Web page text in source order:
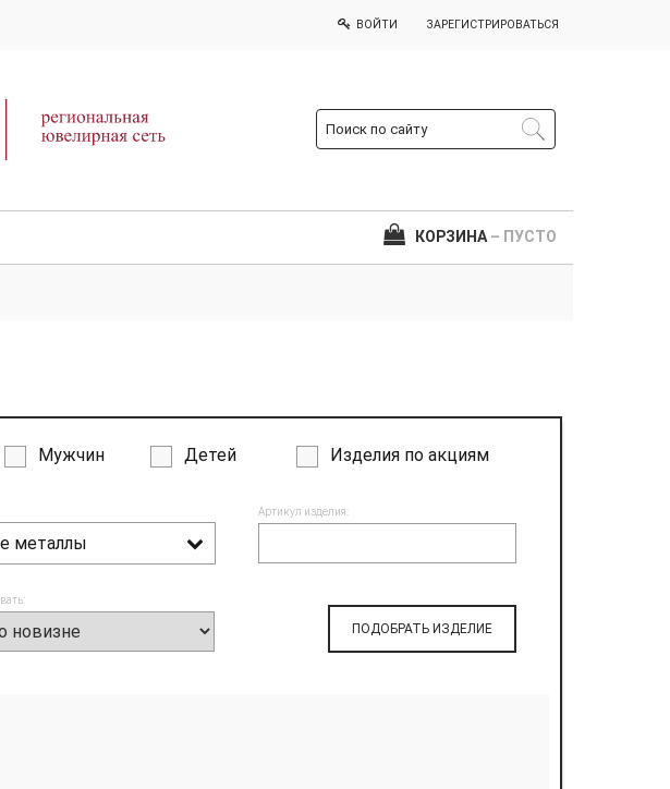
ВОЙТИ ЗАРЕГИСТРИРОВАТЬСЯ
КОРЗИНА – ПУСТО
Мужчин Детей Изделия по акциям
металлы
Артикул изделия:
ПОДОБРАТЬ ИЗДЕЛИЕ